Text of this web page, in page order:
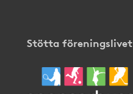
Stötta föreningslivet